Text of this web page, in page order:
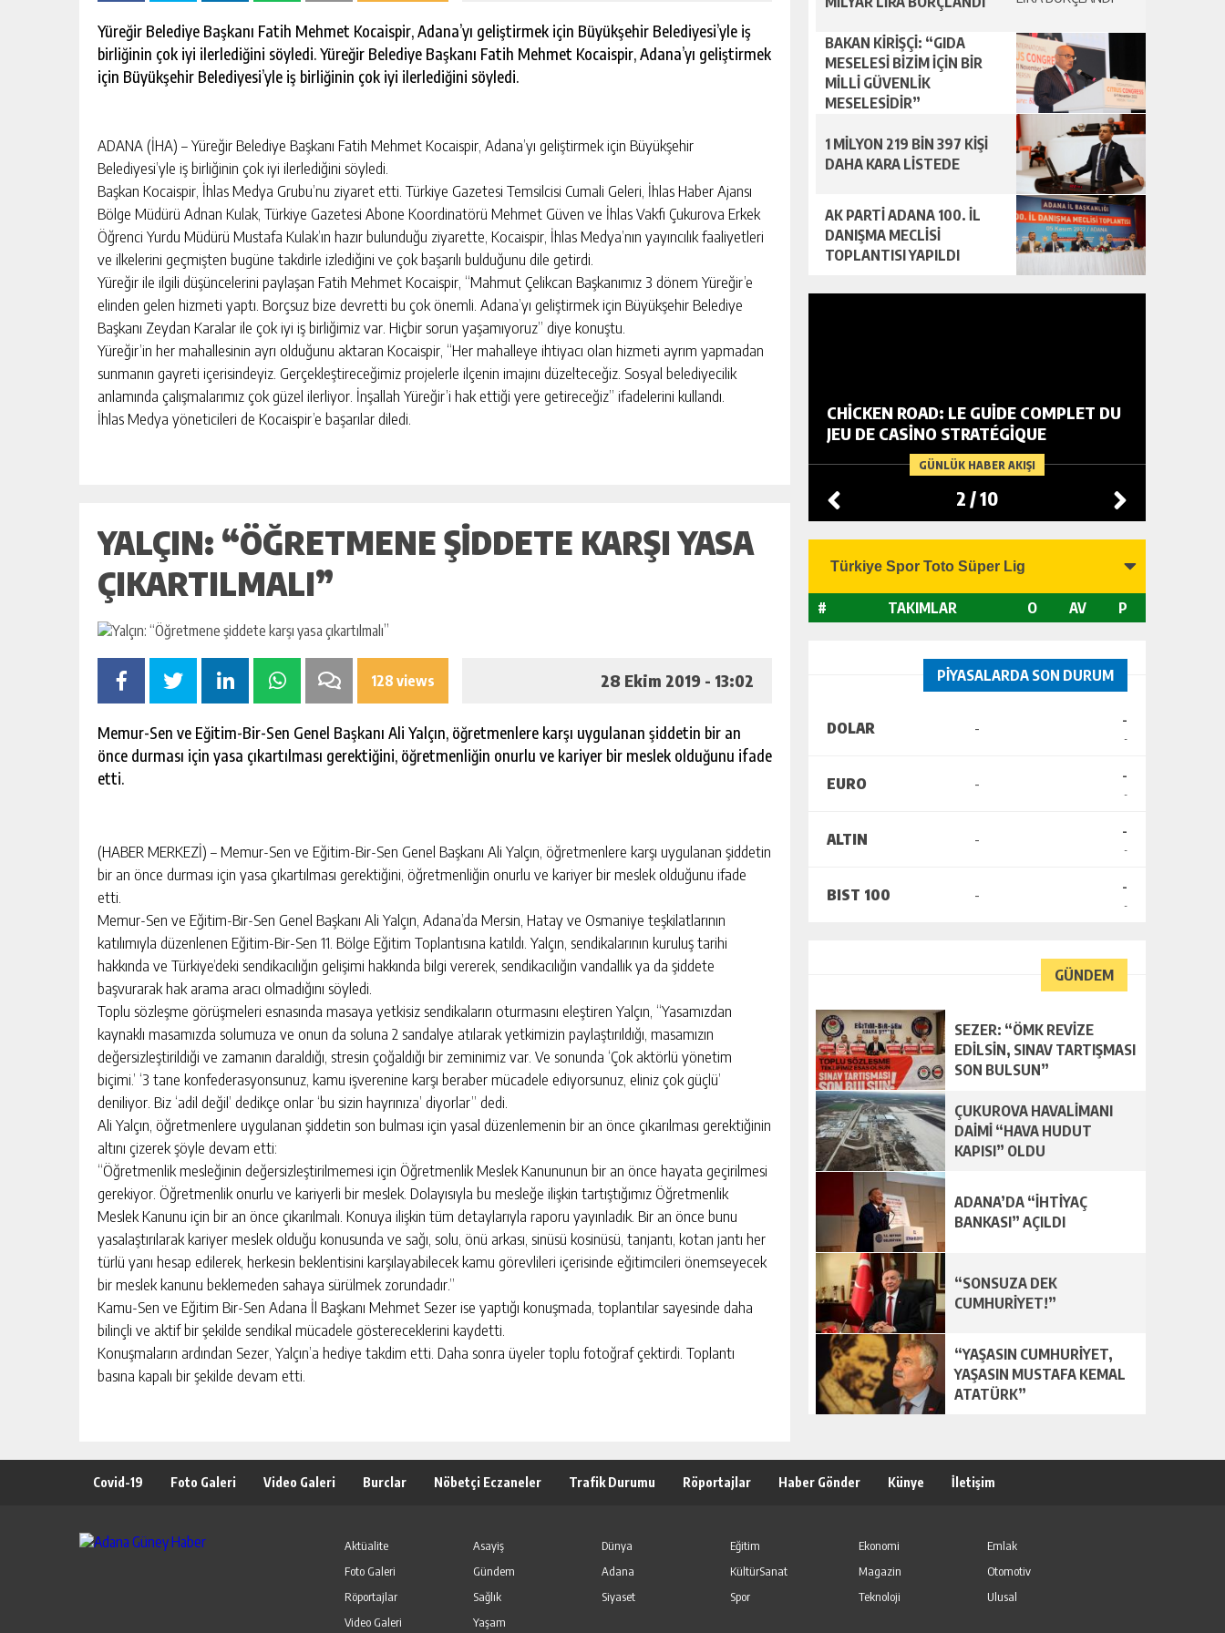
Yüreğir Belediye Başkanı Fatih Mehmet Kocaispir, Adana’yı geliştirmek için Büyükşehir Belediyesi’yle iş
birliğinin çok iyi ilerlediğini söyledi. Yüreğir Belediye Başkanı Fatih Mehmet Kocaispir, Adana’yı geliştirmek
için Büyükşehir Belediyesi’yle iş birliğinin çok iyi ilerlediğini söyledi.
ADANA (İHA) – Yüreğir Belediye Başkanı Fatih Mehmet Kocaispir, Adana’yı geliştirmek için Büyükşehir
Belediyesi’yle iş birliğinin çok iyi ilerlediğini söyledi.
Başkan Kocaispir, İhlas Medya Grubu’nu ziyaret etti. Türkiye Gazetesi Temsilcisi Cumali Geleri, İhlas Haber Ajansı
Bölge Müdürü Adnan Kulak, Türkiye Gazetesi Abone Koordinatörü Mehmet Güven ve İhlas Vakfı Çukurova Erkek
Öğrenci Yurdu Müdürü Mustafa Kulak’ın hazır bulunduğu ziyarette, Kocaispir, İhlas Medya’nın yayıncılık faaliyetleri
ve ilkelerini geçmişten bugüne takdirle izlediğini ve çok başarılı bulduğunu dile getirdi.
Yüreğir ile ilgili düşüncelerini paylaşan Fatih Mehmet Kocaispir, “Mahmut Çelikcan Başkanımız 3 dönem Yüreğir’e
elinden gelen hizmeti yaptı. Borçsuz bize devretti bu çok önemli. Adana’yı geliştirmek için Büyükşehir Belediye
Başkanı Zeydan Karalar ile çok iyi iş birliğimiz var. Hiçbir sorun yaşamıyoruz” diye konuştu.
Yüreğir’in her mahallesinin ayrı olduğunu aktaran Kocaispir, “Her mahalleye ihtiyacı olan hizmeti ayrım yapmadan
sunmanın gayreti içerisindeyiz. Gerçekleştireceğimiz projelerle ilçenin imajını düzelteceğiz. Sosyal belediyecilik
anlamında çalışmalarımız çok güzel ilerliyor. İnşallah Yüreğir’i hak ettiği yere getireceğiz” ifadelerini kullandı.
İhlas Medya yöneticileri de Kocaispir’e başarılar diledi.
YALÇIN: “ÖĞRETMENE ŞIDDETE KARŞI YASA
ÇIKARTILMALI”
128 views 28 Ekim 2019 - 13:02
Memur-Sen ve Eğitim-Bir-Sen Genel Başkanı Ali Yalçın, öğretmenlere karşı uygulanan şiddetin bir an
önce durması için yasa çıkartılması gerektiğini, öğretmenliğin onurlu ve kariyer bir meslek olduğunu ifade
etti.
(HABER MERKEZİ) – Memur-Sen ve Eğitim-Bir-Sen Genel Başkanı Ali Yalçın, öğretmenlere karşı uygulanan şiddetin
bir an önce durması için yasa çıkartılması gerektiğini, öğretmenliğin onurlu ve kariyer bir meslek olduğunu ifade
etti.
Memur-Sen ve Eğitim-Bir-Sen Genel Başkanı Ali Yalçın, Adana’da Mersin, Hatay ve Osmaniye teşkilatlarının
katılımıyla düzenlenen Eğitim-Bir-Sen 11. Bölge Eğitim Toplantısına katıldı. Yalçın, sendikalarının kuruluş tarihi
hakkında ve Türkiye’deki sendikacılığın gelişimi hakkında bilgi vererek, sendikacılığın vandallık ya da şiddete
başvurarak hak arama aracı olmadığını söyledi.
Toplu sözleşme görüşmeleri esnasında masaya yetkisiz sendikaların oturmasını eleştiren Yalçın, “Yasamızdan
kaynaklı masamızda solumuza ve onun da soluna 2 sandalye atılarak yetkimizin paylaştırıldığı, masamızın
değersizleştirildiği ve zamanın daraldığı, stresin çoğaldığı bir zeminimiz var. Ve sonunda ‘Çok aktörlü yönetim
biçimi.’ ‘3 tane konfederasyonsunuz, kamu işverenine karşı beraber mücadele ediyorsunuz, eliniz çok güçlü’
deniliyor. Biz ‘adil değil’ dedikçe onlar ‘bu sizin hayrınıza’ diyorlar” dedi.
Ali Yalçın, öğretmenlere uygulanan şiddetin son bulması için yasal düzenlemenin bir an önce çıkarılması gerektiğinin
altını çizerek şöyle devam etti:
“Öğretmenlik mesleğinin değersizleştirilmemesi için Öğretmenlik Meslek Kanununun bir an önce hayata geçirilmesi
gerekiyor. Öğretmenlik onurlu ve kariyerli bir meslek. Dolayısıyla bu mesleğe ilişkin tartıştığımız Öğretmenlik
Meslek Kanunu için bir an önce çıkarılmalı. Konuya ilişkin tüm detaylarıyla raporu yayınladık. Bir an önce bunu
yasalaştırılarak kariyer meslek olduğu konusunda ve sağı, solu, önü arkası, sinüsü kosinüsü, tanjantı, kotan jantı her
türlü yanı hesap edilerek, herkesin beklentisini karşılayabilecek kamu görevlileri içerisinde eğitimcileri önemseyecek
bir meslek kanunu beklemeden sahaya sürülmek zorundadır.”
Kamu-Sen ve Eğitim Bir-Sen Adana İl Başkanı Mehmet Sezer ise yaptığı konuşmada, toplantılar sayesinde daha
bilinçli ve aktif bir şekilde sendikal mücadele göstereceklerini kaydetti.
Konuşmaların ardından Sezer, Yalçın’a hediye takdim etti. Daha sonra üyeler toplu fotoğraf çektirdi. Toplantı
basına kapalı bir şekilde devam etti.
BAKAN KİRİŞÇİ: “GIDA
MESELESİ BİZİM İÇİN BİR
MİLLİ GÜVENLİK
MESELESİDİR”
1 MİLYON 219 BİN 397 KİŞİ
DAHA KARA LİSTEDE
AK PARTİ ADANA 100. İL
DANIŞMA MECLİSİ
TOPLANTISI YAPILDI
BAHÇE’DE 2 KATLI BİNA MAHKEMEDEN
SATILIK
CHICKEN ROAD: LE MANUEL COMPLET
GÜNLÜK HABER AKIŞI
CHICKEN ROAD: LE GUIDE COMPLET DU
JEU DE CASINO STRATÉGIQUE
2 /10
# TAKIMLAR O AV P
PİYASALARDA SON DURUM
DOLAR - -
-
EURO - -
-
ALTIN - -
-
BIST 100 - -
-
GÜNDEM
SEZER: “ÖMK REVİZE
EDİLSİN, SINAV TARTIŞMASI
SON BULSUN”
ÇUKUROVA HAVALİMANI
DAİMİ “HAVA HUDUT
KAPISI” OLDU
ADANA’DA “İHTİYAÇ
BANKASI” AÇILDI
“SONSUZA DEK
CUMHURİYET!”
“YAŞASIN CUMHURİYET,
YAŞASIN MUSTAFA KEMAL
ATATÜRK”
Covid-19 Foto Galeri Video Galeri Burclar Nöbetçi Eczaneler Trafik Durumu Röportajlar Haber Gönder Künye İletişim
Aktüalite Asayiş Dünya Eğitim Ekonomi
Emlak
Foto Galeri
Gündem Adana KültürSanat Magazin
Otomotiv
Röportajlar
Sağlık Siyaset Spor Teknoloji
Ulusal
Video Galeri
Yaşam